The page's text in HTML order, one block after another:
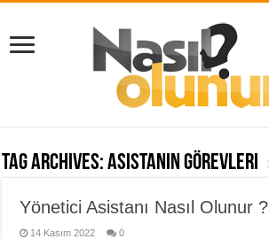
Tag Archives:asistanın görevleri
Yönetici Asistanı Nasıl Olunur ?
14 Kasım 2022 0